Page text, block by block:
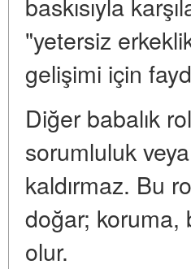
"yetersiz
gelişimi için
Diğer babalık
sorumluluk
kaldırmaz. Bu
doğar; koruma,
olur.